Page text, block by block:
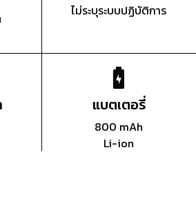
ไม่ระบุระบบปฏิบัติการ
แบตเตอรี่
800 mAh
Li-ion